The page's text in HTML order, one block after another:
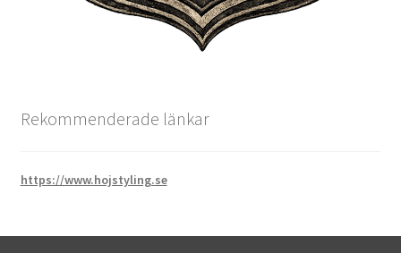
Rekommenderade länkar
https://www.hojstyling.se